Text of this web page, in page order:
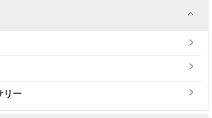
リー